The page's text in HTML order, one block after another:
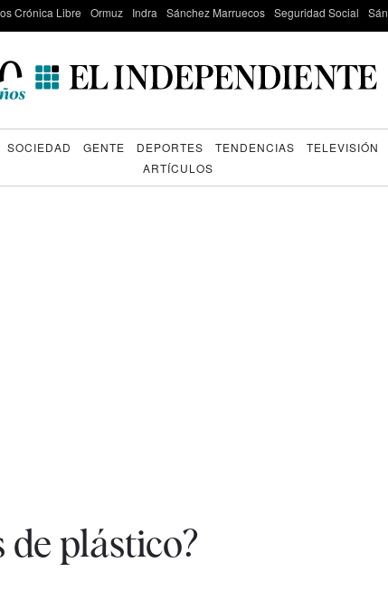
Crónica Libre Ormuz Indra Sánchez Marruecos Seguridad Social
SOCIEDAD GENTE DEPORTES TENDENCIAS TELEVISIÓN
ARTÍCULOS
de plástico?